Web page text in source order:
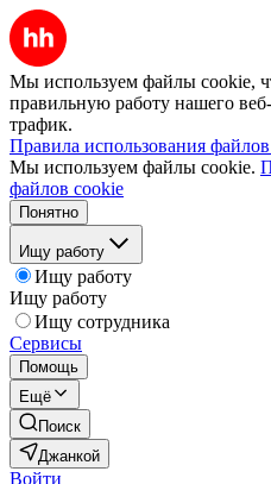
Мы используем файлы cookie,
правильную работу нашего
трафик.
Правила использования
Мы используем файлы cookie.
файлов cookie
Понятно
Ищу работу
Ищу работу
Ищу работу
Ищу сотрудника
Сервисы
Помощь
Ещё
Поиск
Джанкой
Войти